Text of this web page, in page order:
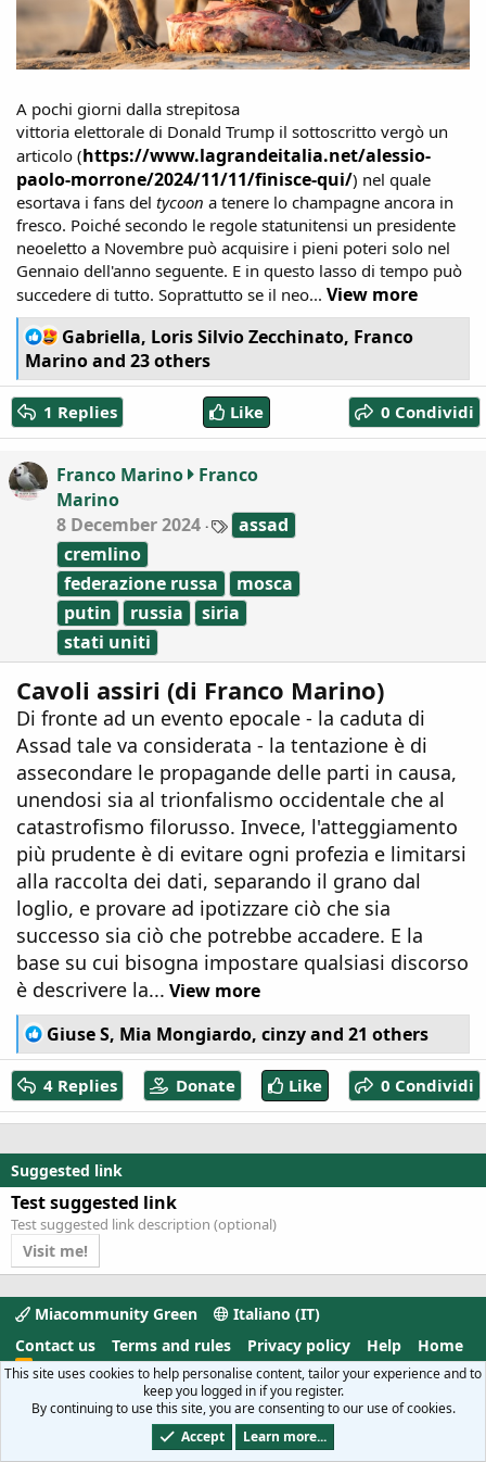
A pochi giorni dalla strepitosa
vittoria elettorale di Donald Trump il sottoscritto vergò un
articolo (https://www.lagrandeitalia.net/alessio-
paolo-morrone/2024/11/11/finisce-qui/) nel quale
esortava i fans del tycoon a tenere lo champagne ancora in
fresco. Poiché secondo le regole statunitensi un presidente
neoeletto a Novembre può acquisire i pieni poteri solo nel
Gennaio dell'anno seguente. E in questo lasso di tempo può
succedere di tutto. Soprattutto se il neo... View more
R
e
c
t
i
n
s
:
Gabriella, Loris Silvio Zecchinato, Franco
Marinoand 23 others
1 Replies Like 0 Condividi
Franco Marino
Franco
Marino
8 December 2024
T
a
s
assad
cremlino
federazione russa
mosca
putin
russia
siria
stati uniti
Cavoli assiri (di Franco Marino)
Di fronte ad un evento epocale - la caduta di
Assad tale va considerata - la tentazione è di
assecondare le propagande delle parti in causa,
unendosi sia al trionfalismo occidentale che al
catastrofismo filorusso. Invece, l'atteggiamento
più prudente è di evitare ogni profezia e limitarsi
alla raccolta dei dati, separando il grano dal
loglio, e provare ad ipotizzare ciò che sia
successo sia ciò che potrebbe accadere. E la
base su cui bisogna impostare qualsiasi discorso
è descrivere la... View more
R
e
a
c
t
o
n
s
Giuse S, Mia Mongiardo, cinzyand 21 others
4 Replies Donate Like 0 Condividi
Suggested link
Test suggested link
Test suggested link description (optional)
Visit me!
Miacommunity Green
Italiano (IT)
Contact us
Terms and rules Privacy policy Help Home
R
S
Community platform by XenForo® © 2010-2022 XenForo
Parts of this site powered byXenForo add-ons from DragonByte™
This site uses cookies to help personalise content, tailor your experience and to
keep you logged in if you register.
By continuing to use this site, you are consenting to our use of cookies.
Accept
Learn more...